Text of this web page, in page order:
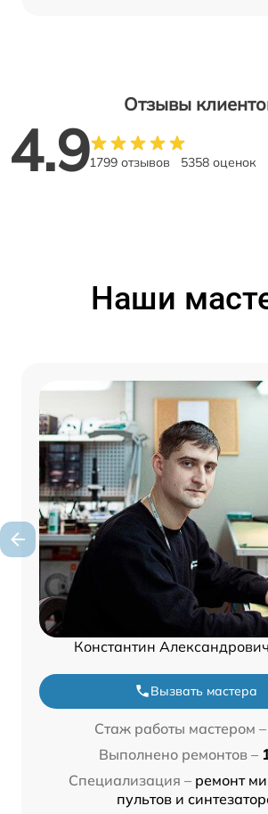
Отзывы
4.91799 отзывов 5358 оценок
Наши
Константин
Вызвать мастера
Стаж работы мастером –
Выполнено ремонтов –
Специализация – ремонт
пультов и